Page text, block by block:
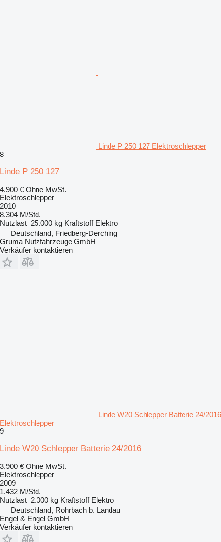
Linde P 250 127 Elektroschlepper
8
Linde P 250 127
4.900 € Ohne MwSt.
Elektroschlepper
2010
8.304 M/Std.
Nutzlast 25.000 kg Kraftstoff Elektro
Deutschland, Friedberg-Derching
Gruma Nutzfahrzeuge GmbH
Verkäufer kontaktieren
Linde W20 Schlepper Batterie 24/2016
Elektroschlepper
9
Linde W20 Schlepper Batterie 24/2016
3.900 € Ohne MwSt.
Elektroschlepper
2009
1.432 M/Std.
Nutzlast 2.000 kg Kraftstoff Elektro
Deutschland, Rohrbach b. Landau
Engel & Engel GmbH
Verkäufer kontaktieren